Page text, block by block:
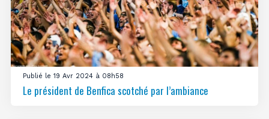
Publié le 19 Avr 2024 à 08h58
Le président de Benfica scotché par l’ambiance